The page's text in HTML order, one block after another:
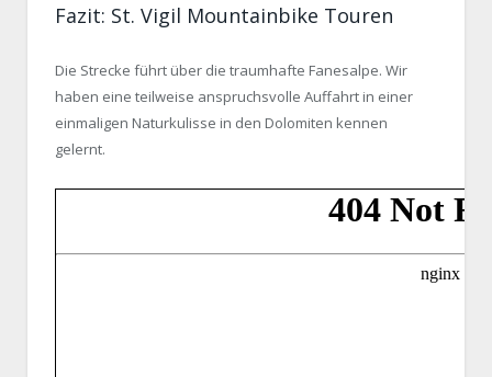
Fazit: St. Vigil Mountainbike Touren
Die Strecke führt über die traumhafte Fanesalpe. Wir
haben eine teilweise anspruchsvolle Auffahrt in einer
einmaligen Naturkulisse in den Dolomiten kennen
gelernt.